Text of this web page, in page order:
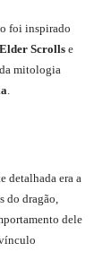
foi inspirado
Scrolls e
mitologia
.
detalhada era a
do dragão,
dele